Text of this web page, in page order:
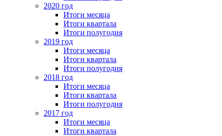
2020 год
Итоги месяца
Итоги квартала
Итоги полугодия
2019 год
Итоги месяца
Итоги квартала
Итоги полугодия
2018 год
Итоги месяца
Итоги квартала
Итоги полугодия
2017 год
Итоги месяца
Итоги квартала